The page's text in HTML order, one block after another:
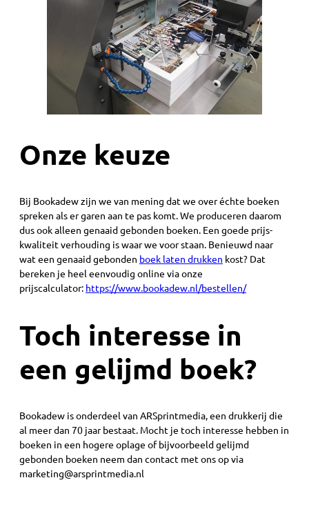
Onze keuze
Bij Bookadew zijn we van mening dat we over échte boeken
spreken als er garen aan te pas komt. We produceren daarom
dus ook alleen genaaid gebonden boeken. Een goede prijs-
kwaliteit verhouding is waar we voor staan. Benieuwd naar
wat een genaaid gebonden boek laten drukken kost? Dat
bereken je heel eenvoudig online via onze
prijscalculator: https://www.bookadew.nl/bestellen/
Toch interesse in
een gelijmd boek?
Bookadew is onderdeel van ARSprintmedia, een drukkerij die
al meer dan 70 jaar bestaat. Mocht je toch interesse hebben in
boeken in een hogere oplage of bijvoorbeeld gelijmd
gebonden boeken neem dan contact met ons op via
marketing@arsprintmedia.nl